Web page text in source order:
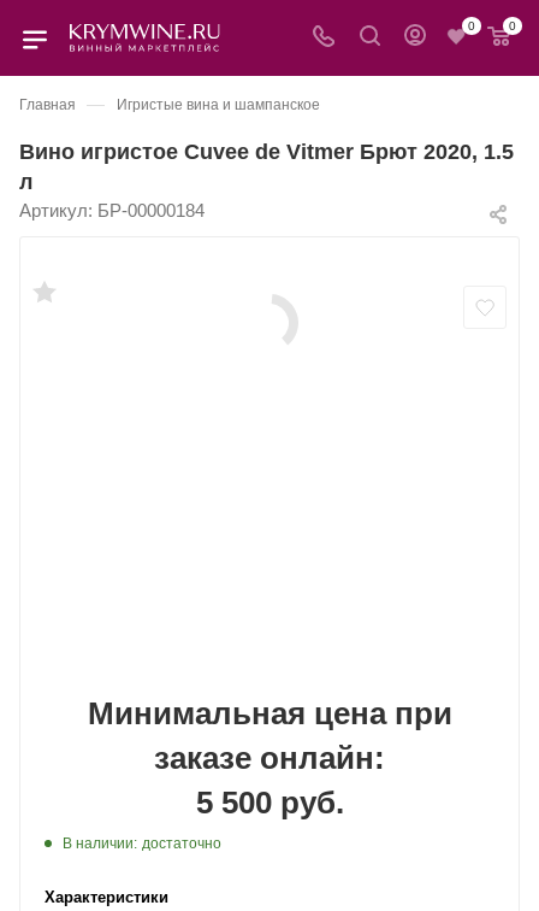
0 0
Главная — Игристые вина и шампанское
Вино игристое Cuvee de Vitmer Брют 2020, 1.5
л
Артикул: БР-00000184
Минимальная цена при
заказе онлайн:
5 500 руб.
В наличии: достаточно
Характеристики